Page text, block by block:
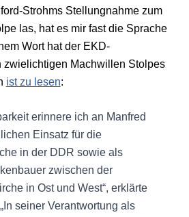
Strohms Stellungnahme zum
las, hat es mir fast die Sprache
Wort hat der EKD-
zwielichtigen Machwillen Stolpes
ist zu lesen:
erinnere ich an Manfred
Einsatz für die
in der DDR sowie als
zwischen der
in Ost und West“, erklärte
seiner Verantwortung als